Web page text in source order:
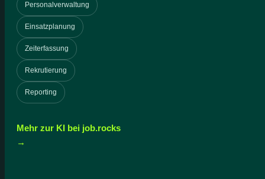
Personalverwaltung
Einsatzplanung
Zeiterfassung
Rekrutierung
Reporting
Mehr zur KI bei job.rocks
→